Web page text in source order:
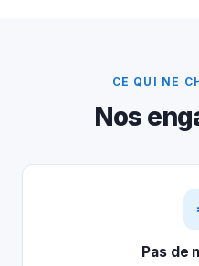
CE QUI NE
Nos
Pas de